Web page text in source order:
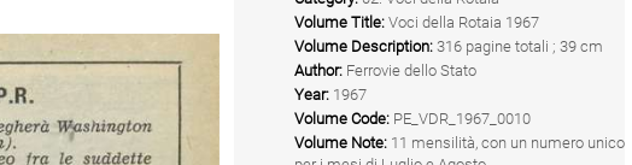
Volume Title: Voci della Rotaia 1967
Volume Description: 316 pagine totali ; 39 cm
Author: Ferrovie dello Stato
Year: 1967
Volume Code: PE_VDR_1967_0010
Volume Note: 11 mensilità, con un numero unico